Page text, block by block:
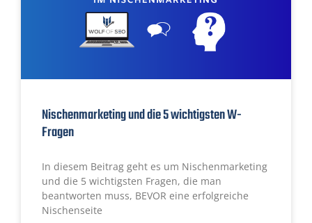
Nischenmarketing und die 5 wichtigsten W-
Fragen
In diesem Beitrag geht es um Nischenmarketing
und die 5 wichtigsten Fragen, die man
beantworten muss, BEVOR eine erfolgreiche
Nischenseite